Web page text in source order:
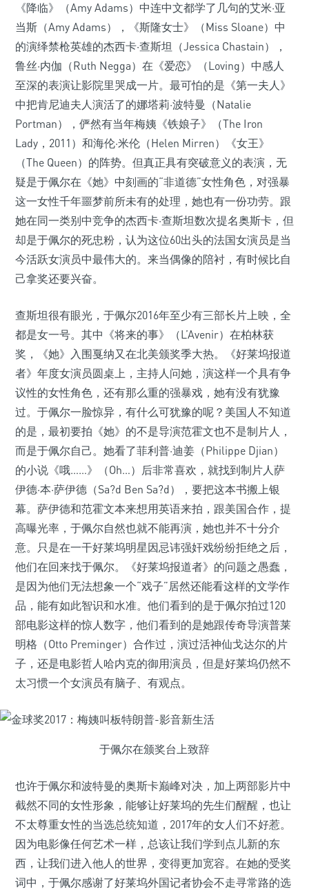
《降临》（Amy Adams）中连中文都学了几句的艾米·亚
当斯（Amy Adams），《斯隆女士》（Miss Sloane）中
的演绎禁枪英雄的杰西卡·查斯坦（Jessica Chastain），
鲁丝·内伽（Ruth Negga）在《爱恋》（Loving）中感人
至深的表演让影院里哭成一片。最可怕的是《第一夫人》
中把肯尼迪夫人演活了的娜塔莉·波特曼（Natalie
Portman），俨然有当年梅姨《铁娘子》（The Iron
Lady，2011）和海伦·米伦（Helen Mirren）《女王》
（The Queen）的阵势。但真正具有突破意义的表演，无
疑是于佩尔在《她》中刻画的“非道德”女性角色，对强暴
这一女性千年噩梦前所未有的处理，她也有一份功劳。跟
她在同一类别中竞争的杰西卡·查斯坦数次提名奥斯卡，但
却是于佩尔的死忠粉，认为这位60出头的法国女演员是当
今活跃女演员中最伟大的。来当偶像的陪衬，有时候比自
己拿奖还要兴奋。
查斯坦很有眼光，于佩尔2016年至少有三部长片上映，全
都是女一号。其中《将来的事》（L’Avenir）在柏林获
奖，《她》入围戛纳又在北美颁奖季大热。《好莱坞报道
者》年度女演员圆桌上，主持人问她，演这样一个具有争
议性的女性角色，还有那么重的强暴戏，她有没有犹豫
过。于佩尔一脸惊异，有什么可犹豫的呢？美国人不知道
的是，最初要拍《她》的不是导演范霍文也不是制片人，
而是于佩尔自己。她看了菲利普·迪姜（Philippe Djian）
的小说《哦……》（Oh…）后非常喜欢，就找到制片人萨
伊德·本·萨伊德（Sa?d Ben Sa?d），要把这本书搬上银
幕。萨伊德和范霍文本来想用英语来拍，跟美国合作，提
高曝光率，于佩尔自然也就不能再演，她也并不十分介
意。只是在一干好莱坞明星因忌讳强奸戏纷纷拒绝之后，
他们在回来找于佩尔。《好莱坞报道者》的问题之愚蠢，
是因为他们无法想象一个“戏子”居然还能看这样的文学作
品，能有如此智识和水准。他们看到的是于佩尔拍过120
部电影这样的惊人数字，他们看到的是她跟传奇导演普莱
明格（Otto Preminger）合作过，演过活神仙戈达尔的片
子，还是电影哲人哈内克的御用演员，但是好莱坞仍然不
太习惯一个女演员有脑子、有观点。
于佩尔在颁奖台上致辞
也许于佩尔和波特曼的奥斯卡巅峰对决，加上两部影片中
截然不同的女性形象，能够让好莱坞的先生们醒醒，也让
不太尊重女性的当选总统知道，2017年的女人们不好惹。
因为电影像任何艺术一样，总该让我们学到点儿新的东
西，让我们进入他人的世界，变得更加宽容。在她的受奖
词中，于佩尔感谢了好莱坞外国记者协会不走寻常路的选